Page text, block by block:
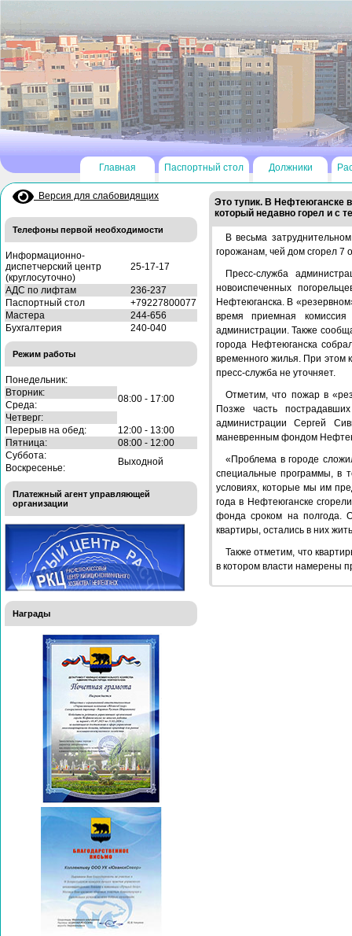
Главная Паспортный стол Должники
Версия для слабовидящих
Телефоны первой необходимости
Информационно-
диспетчерский центр
(круглосуточно)
25-17-17
АДС по лифтам
236-237
Паспортный стол
+79227800077
Мастера
244-656
Бухгалтерия
240-040
Режим работы
Понедельник:
08:00 - 17:00
Вторник:
Среда:
Четверг:
Перерыв на обед:
12:00 - 13:00
Пятница:
08:00 - 12:00
Суббота:
Выходной
Воскресенье:
Платежный агент управляющей
организации
Награды
Это тупик. В Нефтеюганске
который недавно горел и с
В весьма
горожанам, чей дом сгорел 7
Пресс-служба
новоиспеченных
Нефтеюганска. В
время приемная
администрации. Также
города Нефтеюганска
временного жилья. При этом
пресс-служба не уточняет.
Отметим, что пожар в
Позже часть
администрации Сергей
маневренным фондом
«Проблема в городе
специальные программы, в
условиях, которые мы им
года в Нефтеюганске
фонда сроком на полгода.
квартиры, остались в них
Также отметим, что
в котором власти намерены